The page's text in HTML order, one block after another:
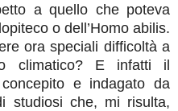
a quello che poteva
o dell’Homo abilis.
ora speciali difficoltà a
climatico? E infatti il
e indagato da
studiosi che, mi risulta,